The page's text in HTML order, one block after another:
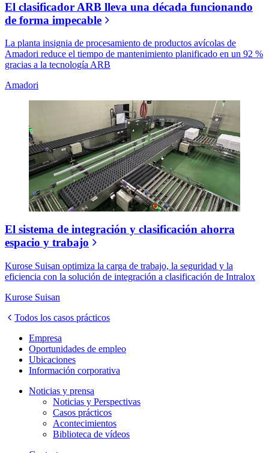
El clasificador ARB lleva una década funcionando
de forma impecable
La planta insignia de procesamiento de productos avícolas de
Amadori reduce el tiempo de mantenimiento planificado en un 92 %
gracias a la tecnología ARB
Amadori
El sistema de integración y clasificación ahorra
espacio y trabajo
Kurose Suisan optimiza la carga de trabajo, la seguridad y la
eficiencia con la solución de integración a clasificación de Intralox
Kurose Suisan
Todos los casos prácticos
Empresa
Oportunidades de empleo
Ubicaciones
Información corporativa
Noticias y prensa
Noticias y Perspectivas
Casos prácticos
Acontecimientos
Biblioteca de vídeos